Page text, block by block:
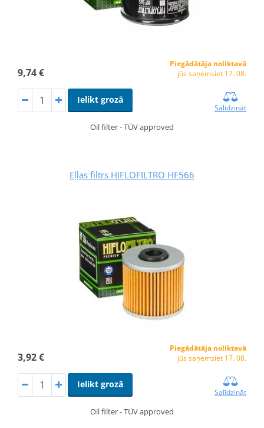
9,74 €
Piegādātāja noliktavā
jūs saņemsiet 17. 08.
Ielikt grozā
Salīdzināt
Oil filter - TÜV approved
Eļļas filtrs HIFLOFILTRO HF566
3,92 €
Piegādātāja noliktavā
jūs saņemsiet 17. 08.
Ielikt grozā
Salīdzināt
Oil filter - TÜV approved